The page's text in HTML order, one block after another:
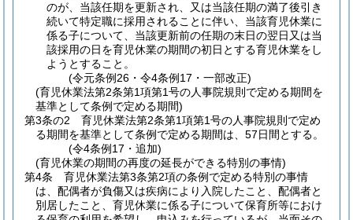
のが、当該任期を更新され、又は当該任期の満了後引き
続いて特定職に採用されることに伴い、当該育児休業に
係る子について、当該更新前の任期の末日の翌日又は当
該採用の日を育児休業の期間の初日とする育児休業をし
ようとすること。
(令元条例26・令4条例17・一部改正)
(育児休業法第2条第1項第1号の人事院規則で定める期間を
基準として条例で定める期間)
第3条の2
育児休業法第2条第1項第1号の人事院規則で定め
る期間を基準として条例で定める期間は、57日間とする。
(令4条例17・追加)
(育児休業の期間の再度の延長ができる特別の事情)
第4条
育児休業法第3条第2項の条例で定める特別の事情
は、配偶者が負傷又は疾病により入院したこと、配偶者と
別居したこと、育児休業に係る子について保育所等におけ